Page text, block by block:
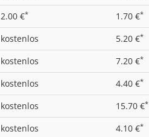
2.00 €* 1.70 €*
kostenlos 5.20 €*
kostenlos 7.20 €*
kostenlos 4.40 €*
kostenlos 15.70 €*
kostenlos 4.10 €*